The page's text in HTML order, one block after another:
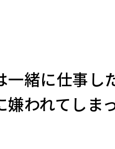
一緒に仕事
嫌われてしま